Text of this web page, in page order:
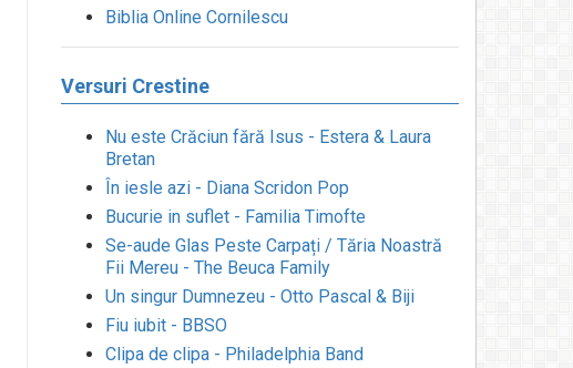
Biblia Online Cornilescu
Versuri Crestine
Nu este Crăciun fără Isus - Estera & Laura
Bretan
În iesle azi - Diana Scridon Pop
Bucurie in suflet - Familia Timofte
Se-aude Glas Peste Carpați / Tăria Noastră
Fii Mereu - The Beuca Family
Un singur Dumnezeu - Otto Pascal & Biji
Fiu iubit - BBSO
Clipa de clipa - Philadelphia Band